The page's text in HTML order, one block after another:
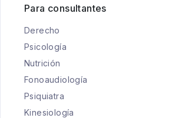
Para consultantes
Derecho
Psicología
Nutrición
Fonoaudiología
Psiquiatra
Kinesiología